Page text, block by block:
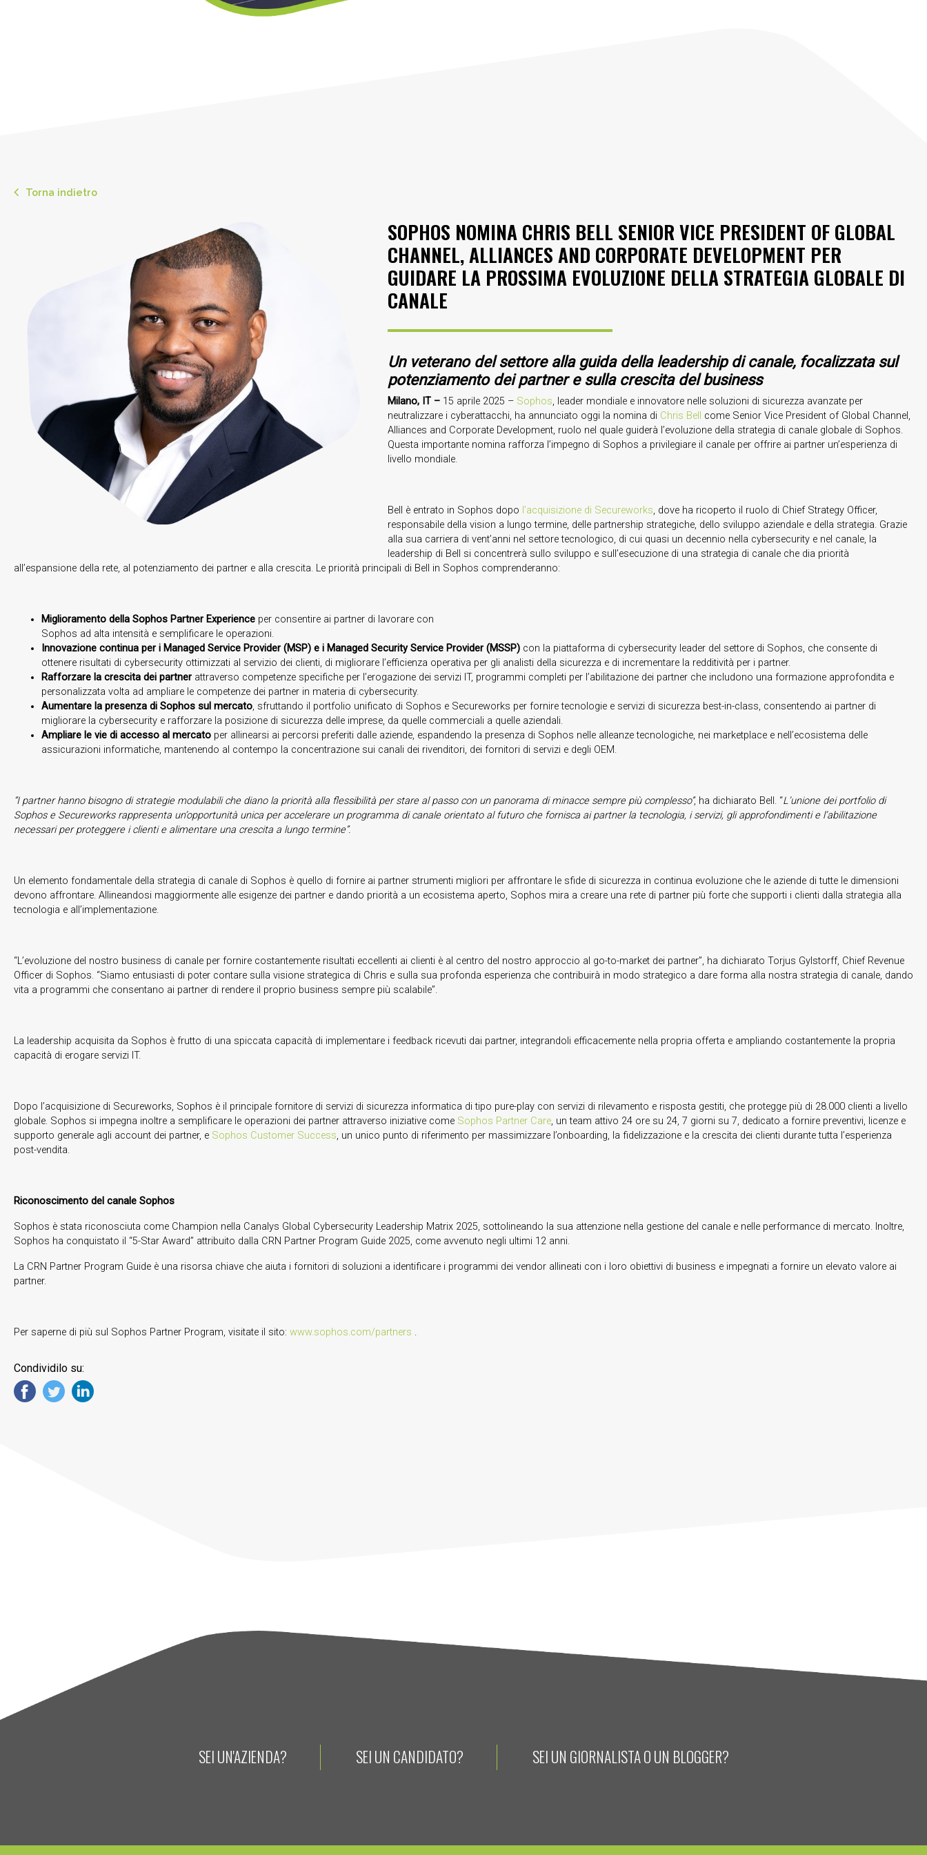
Torna indietro
SOPHOS NOMINA CHRIS BELL SENIOR VICE PRESIDENT OF GLOBAL
CHANNEL, ALLIANCES AND CORPORATE DEVELOPMENT PER
GUIDARE LA PROSSIMA EVOLUZIONE DELLA STRATEGIA GLOBALE DI
CANALE
Un veterano del settore alla guida della leadership di canale, focalizzata sul
potenziamento dei partner e sulla crescita del business
Milano, IT –15 aprile 2025 – Sophos, leader mondiale e innovatore nelle soluzioni di sicurezza avanzate per
neutralizzare i cyberattacchi, ha annunciato oggi la nomina di Chris Bell
come Senior Vice President of Global Channel,
Alliances and Corporate Development, ruolo nel quale guiderà l’evoluzione della strategia di canale globale di Sophos.
Questa importante nomina rafforza l’impegno di Sophos a privilegiare il canale per offrire ai partner un’esperienza di
livello mondiale.
Bell è entrato in Sophos dopo l’acquisizione di Secureworks, dove ha ricoperto il ruolo di Chief Strategy Officer,
responsabile della vision a lungo termine, delle partnership strategiche, dello sviluppo aziendale e della strategia. Grazie
alla sua carriera di vent’anni nel settore tecnologico, di cui quasi un decennio nella cybersecurity e nel canale, la
leadership di Bell si concentrerà sullo sviluppo e sull’esecuzione di una strategia di canale che dia priorità
all’espansione della rete, al potenziamento dei partner e alla crescita. Le priorità principali di Bell in Sophos comprenderanno:
Miglioramento della Sophos Partner Experience per consentire ai partner di lavorare con
Sophos ad alta intensità e semplificare le operazioni.
Innovazione continua per i Managed Service Provider (MSP) e i Managed Security Service Provider (MSSP) con la piattaforma di cybersecurity leader del settore di Sophos, che consente di
ottenere risultati di cybersecurity ottimizzati al servizio dei clienti, di migliorare l’efficienza operativa per gli analisti della sicurezza e di incrementare la redditività per i partner.
Rafforzare la crescita dei partner attraverso competenze specifiche per l’erogazione dei servizi IT, programmi completi per l’abilitazione dei partner che includono una formazione approfondita e
personalizzata volta ad ampliare le competenze dei partner in materia di cybersecurity.
Aumentare la presenza di Sophos sul mercato, sfruttando il portfolio unificato di Sophos e Secureworks per fornire tecnologie e servizi di sicurezza best-in-class, consentendo ai partner di
migliorare la cybersecurity e rafforzare la posizione di sicurezza delle imprese, da quelle commerciali a quelle aziendali.
Ampliare le vie di accesso al mercato per allinearsi ai percorsi preferiti dalle aziende, espandendo la presenza di Sophos nelle alleanze tecnologiche, nei marketplace e nell’ecosistema delle
assicurazioni informatiche, mantenendo al contempo la concentrazione sui canali dei rivenditori, dei fornitori di servizi e degli OEM.
“I partner hanno bisogno di strategie modulabili che diano la priorità alla flessibilità per stare al passo con un panorama di minacce sempre più complesso”, ha dichiarato Bell. “L’unione dei portfolio di
Sophos e Secureworks rappresenta un’opportunità unica per accelerare un programma di canale orientato al futuro che fornisca ai partner la tecnologia, i servizi, gli approfondimenti e l’abilitazione
necessari per proteggere i clienti e alimentare una crescita a lungo termine”.
Un elemento fondamentale della strategia di canale di Sophos è quello di fornire ai partner strumenti migliori per affrontare le sfide di sicurezza in continua evoluzione che le aziende di tutte le dimensioni
devono affrontare. Allineandosi maggiormente alle esigenze dei partner e dando priorità a un ecosistema aperto, Sophos mira a creare una rete di partner più forte che supporti i clienti dalla strategia alla
tecnologia e all’implementazione.
“L’evoluzione del nostro business di canale per fornire costantemente risultati eccellenti ai clienti è al centro del nostro approccio al go-to-market dei partner”, ha dichiarato Torjus Gylstorff, Chief Revenue
Officer di Sophos. “Siamo entusiasti di poter contare sulla visione strategica di Chris e sulla sua profonda esperienza che contribuirà in modo strategico a dare forma alla nostra strategia di canale, dando
vita a programmi che consentano ai partner di rendere il proprio business sempre più scalabile”.
La leadership acquisita da Sophos è frutto di una spiccata capacità di implementare i feedback ricevuti dai partner, integrandoli efficacemente nella propria offerta e ampliando costantemente la propria
capacità di erogare servizi IT.
Dopo l’acquisizione di Secureworks, Sophos è il principale fornitore di servizi di sicurezza informatica di tipo pure-play con servizi di rilevamento e risposta gestiti, che protegge più di 28.000 clienti a livello
globale. Sophos si impegna inoltre a semplificare le operazioni dei partner attraverso iniziative come Sophos Partner Care, un team attivo 24 ore su 24, 7 giorni su 7, dedicato a fornire preventivi, licenze e
supporto generale agli account dei partner, e Sophos Customer Success, un unico punto di riferimento per massimizzare l’onboarding, la fidelizzazione e la crescita dei clienti durante tutta l’esperienza
post-vendita.
Riconoscimento del canale Sophos
Sophos è stata riconosciuta come Champion nella Canalys Global Cybersecurity Leadership Matrix 2025, sottolineando la sua attenzione nella gestione del canale e nelle performance di mercato. Inoltre,
Sophos ha conquistato il “5-Star Award” attribuito dalla CRN Partner Program Guide 2025, come avvenuto negli ultimi 12 anni.
La CRN Partner Program Guide è una risorsa chiave che aiuta i fornitori di soluzioni a identificare i programmi dei vendor allineati con i loro obiettivi di business e impegnati a fornire un elevato valore ai
partner.
Per saperne di più sul Sophos Partner Program, visitate il sito: www.sophos.com/partners .
Condividilo su:
SEI UN'AZIENDA? SEI UN CANDIDATO? SEI UN GIORNALISTA O UN BLOGGER?